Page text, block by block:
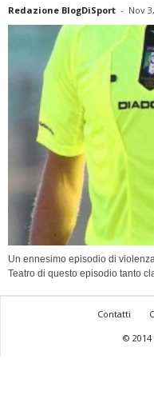
Redazione BlogDiSport - Nov
Un ennesimo episodio di
Teatro di questo episodio tanto
Contatti
© 2014